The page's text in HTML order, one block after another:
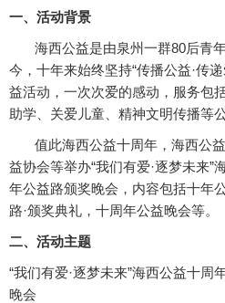
一、活动背景
海西公益是由泉州一群80后青年
今，十年来始终坚持“传播公益·传
益活动，一次次爱的感动，服务包
助学、关爱儿童、精神文明传播等
值此海西公益十周年，海西公益
益协会等举办“我们有爱·逐梦未来”
年公益路颁奖晚会，内容包括十年
路·颁奖典礼，十周年公益晚会等。
二、活动主题
“我们有爱·逐梦未来”海西公益十周
晚会